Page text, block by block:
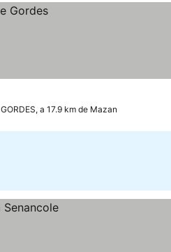
GORDES, a 17.9 km de Mazan